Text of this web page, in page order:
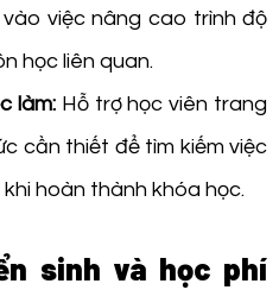
việc nâng cao trình độ
học liên quan.
làm: Hỗ trợ học viên trang
cần thiết để tìm kiếm việc
hoàn thành khóa học.
sinh và học phí